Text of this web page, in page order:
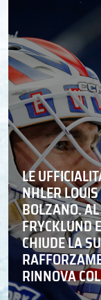
LE
NHLER
BOLZANO.
FRYCKLUND
CHIUDE LA
RINNOVA